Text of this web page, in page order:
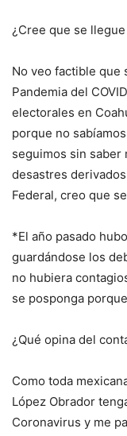
¿Cree que se
No veo factible que
Pandemia del
electorales en
porque no
seguimos sin saber
desastres
Federal, creo que
*El año pasado
guardándose los
no hubiera
se posponga
¿Qué opina del
Como toda
López Obrador
Coronavirus y me